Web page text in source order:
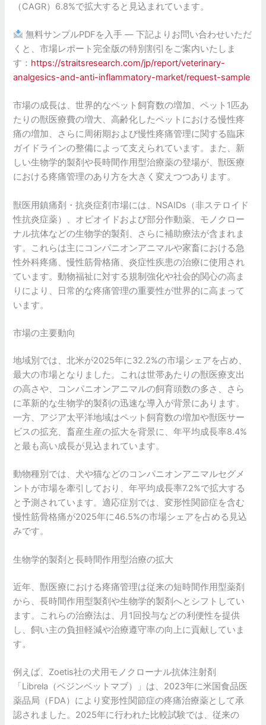
（CAGR）6.8%で拡大すると見込まれています。
無料サンプルPDFを入手 — 下記よりお問い合わせいただ
くと、市場レポート完全版の特別割引をご案内いたしま
す： https://straitsresearch.com/jp/report/veterinary-
analgesics-and-anti-inflammatory-market/request-sample
市場の成長は、世界的なペット飼育数の増加、ペット1匹あ
たりの獣医療費の増大、高齢化したペットにおける慢性疼
痛の増加、さらに周術期および慢性疼痛管理に関する臨床
ガイドラインの整備によって支えられています。また、新
しい生物学的製剤や長時間作用型治療薬の登場が、獣医療
における疼痛管理のあり方を大きく変えつつあります。
獣医用鎮痛剤・抗炎症剤市場には、NSAIDs（非ステロイド
性抗炎症薬）、オピオイドおよび部分作動薬、モノクロー
ナル抗体などの生物学的製剤、さらに補助療法が含まれま
す。これらは主にコンパニオンアニマルや家畜における急
性外科疼痛、慢性筋骨格痛、炎症性疾患の治療に使用され
ています。動物福祉に対する規制強化や社会的関心の高ま
りにより、日常的な疼痛管理の重要性が世界的に高まって
います。
市場の主要動向
地域別では、北米が2025年に32.2%の市場シェアを占め、
最大の市場となりました。これは世帯あたりの獣医療支出
の高さや、コンパニオンアニマルの飼育頭数の多さ、さら
に革新的な生物学的製剤の迅速な導入が背景にあります。
一方、アジア太平洋地域はペット飼育数の増加や獣医サー
ビスの拡充、畜産生産の拡大を背景に、年平均成長率8.4%
と最も高い成長が見込まれています。
動物種別では、犬や猫などのコンパニオンアニマルセグメ
ントが市場を牽引しており、年平均成長率7.2%で拡大する
と予測されています。適応症別では、変形性関節症を含む
慢性筋骨格痛が2025年に46.5%の市場シェアを占める見込
みです。
生物学的製剤と長時間作用型治療の拡大
近年、獣医療における疼痛管理は従来の短時間作用型薬剤
から、長時間作用型製剤や生物学的製剤へとシフトしてい
ます。これらの治療法は、月1回投与などの利便性を提供
し、飼い主の負担軽減や治療遵守率の向上に貢献していま
す。
例えば、Zoetis社の犬用モノクローナル抗体注射剤
「Librela（ベジンベットマブ）」は、2023年に米国食品医
薬品局（FDA）により変形性関節症の疼痛治療薬として承
認されました。2025年に行われた比較試験では、従来の